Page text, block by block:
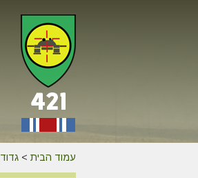
עמוד הבית >גדוד 599